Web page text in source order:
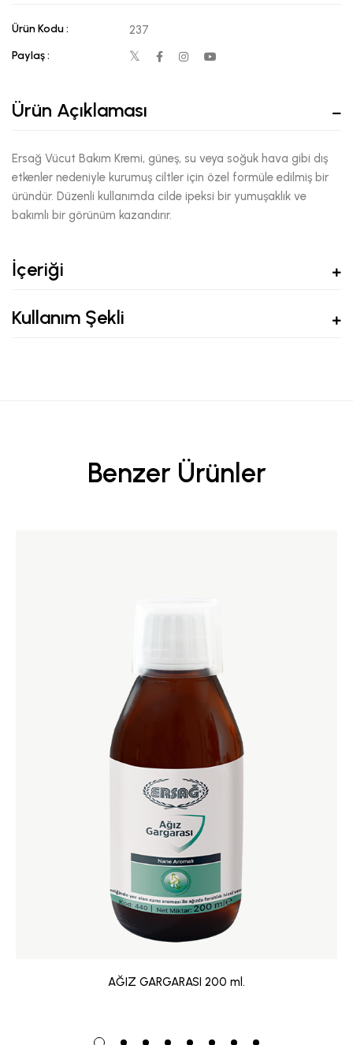
Ürün Kodu : 237
Paylaş :
Ürün Açıklaması
Ersağ Vücut Bakım Kremi, güneş, su veya soğuk hava gibi dış
etkenler nedeniyle kurumuş ciltler için özel formüle edilmiş bir
üründür. Düzenli kullanımda cilde ipeksi bir yumuşaklık ve
bakımlı bir görünüm kazandırır.
İçeriği
Kullanım Şekli
Benzer Ürünler
AĞIZ GARGARASI 200 ml.